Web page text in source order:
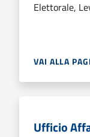
Elettorale,
VAI ALLA
Ufficio